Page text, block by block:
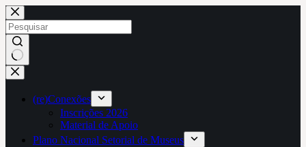
Pular
para
o
conteúdo
Sem
resultados
(re)Conexões
Inscrições 2026
Material de Apoio
Plano Nacional Setorial de Museus